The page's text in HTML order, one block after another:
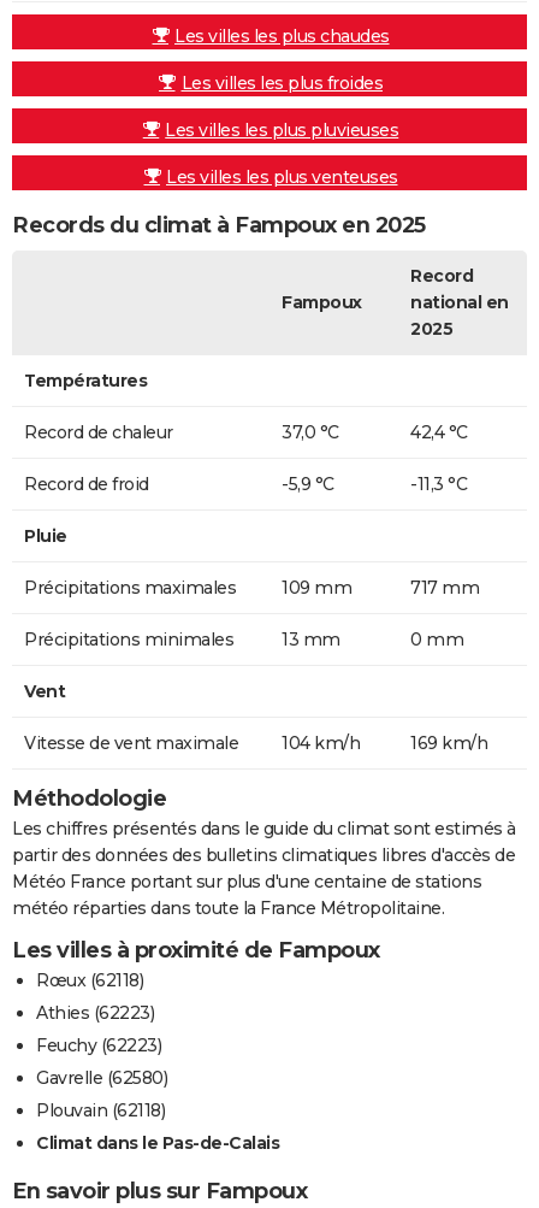
Les villes les plus chaudes
Les villes les plus froides
Les villes les plus pluvieuses
Les villes les plus venteuses
Records du climat à Fampoux en 2025
Fampoux
Record
national en
2025
Températures
Record de chaleur 37,0 °C 42,4 °C
Record de froid -5,9 °C -11,3 °C
Pluie
Précipitations maximales 109 mm 717 mm
Précipitations minimales 13 mm 0 mm
Vent
Vitesse de vent maximale 104 km/h 169 km/h
Méthodologie
Les chiffres présentés dans le guide du climat sont estimés à
partir des données des bulletins climatiques libres d'accès de
Météo France portant sur plus d'une centaine de stations
météo réparties dans toute la France Métropolitaine.
Les villes à proximité de Fampoux
Rœux (62118)
Athies (62223)
Feuchy (62223)
Gavrelle (62580)
Plouvain (62118)
Climat dans le Pas-de-Calais
En savoir plus sur Fampoux